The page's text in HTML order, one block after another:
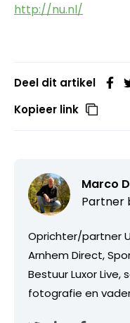
http://nu.nl/
Deel dit artikel
Kopieer link
Marco
Partner
Oprichter/partner
Arnhem Direct,
Bestuur Luxor Live,
fotografie en